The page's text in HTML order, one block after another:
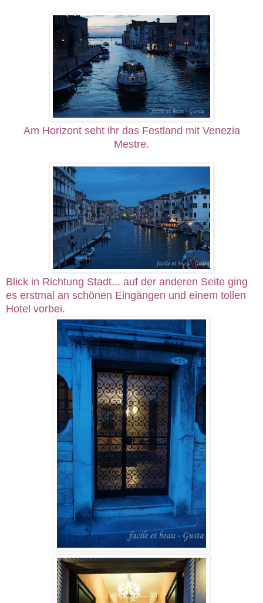
Am Horizont seht ihr das Festland mit Venezia
Mestre.
Blick in Richtung Stadt... auf der anderen Seite ging
es erstmal an schönen Eingängen und einem tollen
Hotel vorbei.